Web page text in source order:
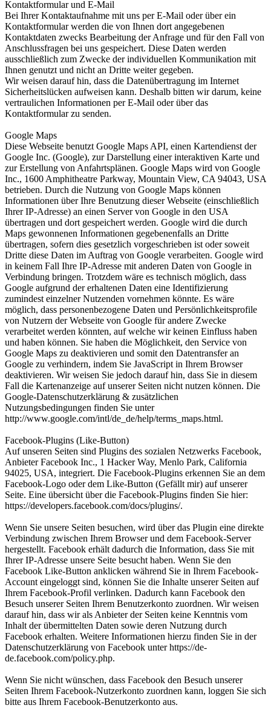
Kontaktformular und E-Mail
Bei Ihrer Kontaktaufnahme mit uns per E-Mail oder über ein
Kontaktformular werden die von Ihnen dort angegebenen
Kontaktdaten zwecks Bearbeitung der Anfrage und für den Fall von
Anschlussfragen bei uns gespeichert. Diese Daten werden
ausschließlich zum Zwecke der individuellen Kommunikation mit
Ihnen genutzt und nicht an Dritte weiter gegeben.
Wir weisen darauf hin, dass die Datenübertragung im Internet
Sicherheitslücken aufweisen kann. Deshalb bitten wir darum, keine
vertraulichen Informationen per E-Mail oder über das
Kontaktformular zu senden.
Google Maps
Diese Webseite benutzt Google Maps API, einen Kartendienst der
Google Inc. (Google), zur Darstellung einer interaktiven Karte und
zur Erstellung von Anfahrtsplänen. Google Maps wird von Google
Inc., 1600 Amphitheatre Parkway, Mountain View, CA 94043, USA
betrieben. Durch die Nutzung von Google Maps können
Informationen über Ihre Benutzung dieser Webseite (einschließlich
Ihrer IP-Adresse) an einen Server von Google in den USA
übertragen und dort gespeichert werden. Google wird die durch
Maps gewonnenen Informationen gegebenenfalls an Dritte
übertragen, sofern dies gesetzlich vorgeschrieben ist oder soweit
Dritte diese Daten im Auftrag von Google verarbeiten. Google wird
in keinem Fall Ihre IP-Adresse mit anderen Daten von Google in
Verbindung bringen. Trotzdem wäre es technisch möglich, dass
Google aufgrund der erhaltenen Daten eine Identifizierung
zumindest einzelner Nutzenden vornehmen könnte. Es wäre
möglich, dass personenbezogene Daten und Persönlichkeitsprofile
von Nutzern der Webseite von Google für andere Zwecke
verarbeitet werden könnten, auf welche wir keinen Einfluss haben
und haben können. Sie haben die Möglichkeit, den Service von
Google Maps zu deaktivieren und somit den Datentransfer an
Google zu verhindern, indem Sie JavaScript in Ihrem Browser
deaktivieren. Wir weisen Sie jedoch darauf hin, dass Sie in diesem
Fall die Kartenanzeige auf unserer Seiten nicht nutzen können. Die
Google-Datenschutzerklärung & zusätzlichen
Nutzungsbedingungen finden Sie unter
http://www.google.com/intl/de_de/help/terms_maps.html.
Facebook-Plugins (Like-Button)
Auf unseren Seiten sind Plugins des sozialen Netzwerks Facebook,
Anbieter Facebook Inc., 1 Hacker Way, Menlo Park, California
94025, USA, integriert. Die Facebook-Plugins erkennen Sie an dem
Facebook-Logo oder dem Like-Button (Gefällt mir) auf unserer
Seite. Eine übersicht über die Facebook-Plugins finden Sie hier:
https://developers.facebook.com/docs/plugins/.
Wenn Sie unsere Seiten besuchen, wird über das Plugin eine direkte
Verbindung zwischen Ihrem Browser und dem Facebook-Server
hergestellt. Facebook erhält dadurch die Information, dass Sie mit
Ihrer IP-Adresse unsere Seite besucht haben. Wenn Sie den
Facebook Like-Button anklicken während Sie in Ihrem Facebook-
Account eingeloggt sind, können Sie die Inhalte unserer Seiten auf
Ihrem Facebook-Profil verlinken. Dadurch kann Facebook den
Besuch unserer Seiten Ihrem Benutzerkonto zuordnen. Wir weisen
darauf hin, dass wir als Anbieter der Seiten keine Kenntnis vom
Inhalt der übermittelten Daten sowie deren Nutzung durch
Facebook erhalten. Weitere Informationen hierzu finden Sie in der
Datenschutzerklärung von Facebook unter https://de-
de.facebook.com/policy.php.
Wenn Sie nicht wünschen, dass Facebook den Besuch unserer
Seiten Ihrem Facebook-Nutzerkonto zuordnen kann, loggen Sie sich
bitte aus Ihrem Facebook-Benutzerkonto aus.